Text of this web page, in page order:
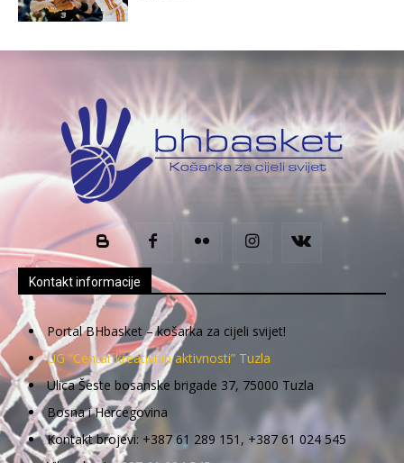
Kontakt informacije
Portal BHbasket – košarka za cijeli svijet!
UG “Centar kreativnih aktivnosti” Tuzla
Ulica Šeste bosanske brigade 37, 75000 Tuzla
Bosna i Hercegovina
Kontakt brojevi: +387 61 289 151, +387 61 024 545